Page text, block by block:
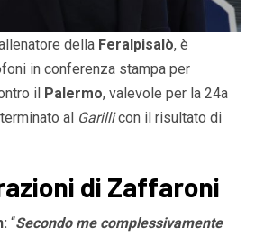
della Feralpisalò, è
in conferenza stampa per
il Palermo, valevole per la 24a
al Garillicon il risultato di
di Zaffaroni
“Secondo me complessivamente